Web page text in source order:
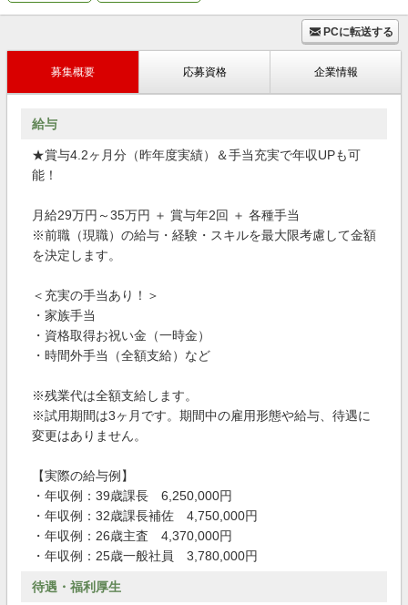
PCに転送する
募集概要 応募資格 企業情報
給与
★賞与4.2ヶ月分（昨年度実績）＆手当充実で年収UPも可
能！
月給29万円～35万円 ＋ 賞与年2回 ＋ 各種手当
※前職（現職）の給与・経験・スキルを最大限考慮して金額
を決定します。
＜充実の手当あり！＞
・家族手当
・資格取得お祝い金（一時金）
・時間外手当（全額支給）など
※残業代は全額支給します。
※試用期間は3ヶ月です。期間中の雇用形態や給与、待遇に
変更はありません。
【実際の給与例】
・年収例：39歳課長 6,250,000円
・年収例：32歳課長補佐 4,750,000円
・年収例：26歳主査 4,370,000円
・年収例：25歳一般社員 3,780,000円
待遇・福利厚生